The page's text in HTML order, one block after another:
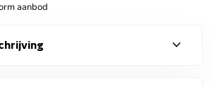
aanbod
expand_more